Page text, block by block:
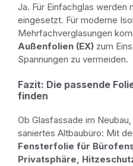
Ja. Für Einfachglas werden
eingesetzt. Für moderne
Mehrfachverglasungen
Außenfolien (EX) zum
Spannungen zu vermeiden.
Fazit: Die passende
finden
Ob Glasfassade im
saniertes Altbaubüro: Mit
Fensterfolie für
Privatsphäre,